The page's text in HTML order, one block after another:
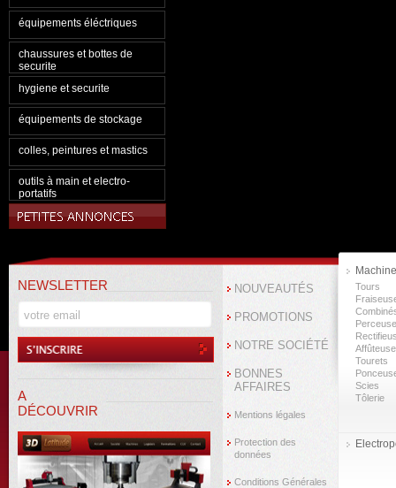
équipements éléctriques
chaussures et bottes de
securite
hygiene et securite
équipements de stockage
colles, peintures et mastics
outils à main et electro-
portatifs
NEWSLETTER
A
DÉCOUVRIR
NOUVEAUTÉS
PROMOTIONS
NOTRE SOCIÉTÉ
BONNES
AFFAIRES
Mentions légales
Protection des
données
Conditions Générales
Tours
Tourets
Scies
Tôlerie